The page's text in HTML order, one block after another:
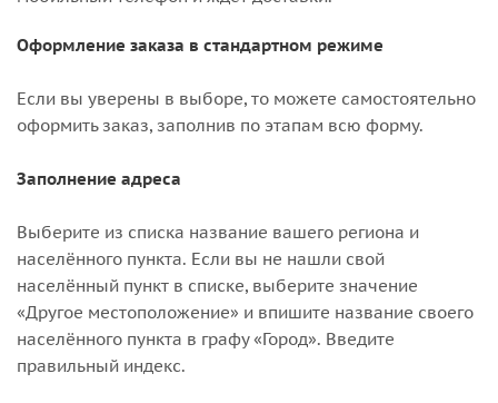
Оформление заказа в стандартном режиме
Если вы уверены в выборе, то можете самостоятельно
оформить заказ, заполнив по этапам всю форму.
Заполнение адреса
Выберите из списка название вашего региона и
населённого пункта. Если вы не нашли свой
населённый пункт в списке, выберите значение
«Другое местоположение» и впишите название своего
населённого пункта в графу «Город». Введите
правильный индекс.